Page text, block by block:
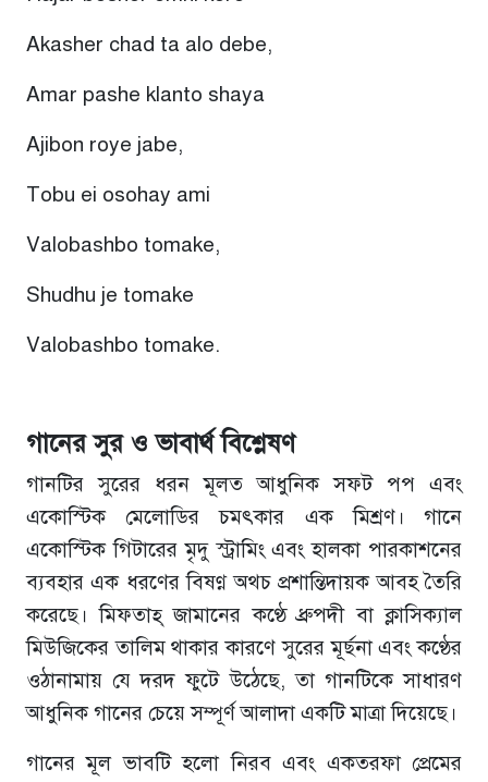
Akasher chad ta alo debe,
Amar pashe klanto shaya
Ajibon roye jabe,
Tobu ei osohay ami
Valobashbo tomake,
Shudhu je tomake
Valobashbo tomake.
গানের সুর ও ভাবার্থ বিশ্লেষণ
গানটির সুরের ধরন মূলত আধুনিক সফট পপ এবং
একোস্টিক মেলোডির চমৎকার এক মিশ্রণ। গানে
একোস্টিক গিটারের মৃদু স্ট্রামিং এবং হালকা পারকাশনের
ব্যবহার এক ধরণের বিষণ্ণ অথচ প্রশান্তিদায়ক আবহ তৈরি
করেছে। মিফতাহ্ জামানের কণ্ঠে ধ্রুপদী বা ক্লাসিক্যাল
মিউজিকের তালিম থাকার কারণে সুরের মূর্ছনা এবং কণ্ঠের
ওঠানামায় যে দরদ ফুটে উঠেছে, তা গানটিকে সাধারণ
আধুনিক গানের চেয়ে সম্পূর্ণ আলাদা একটি মাত্রা দিয়েছে।
গানের মূল ভাবটি হলো নিরব এবং একতরফা প্রেমের